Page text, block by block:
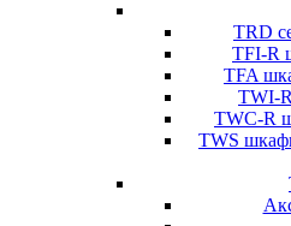
TRD
TFI-R
TFA
TWI-
TWC-R
TWS